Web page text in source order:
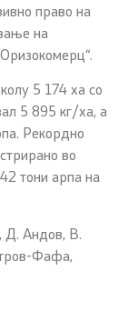
право на
на
5 174 ха со
5 895 кг/ха, а
Рекордно
во
тони арпа на
Д. Андов, В.
Фафа,